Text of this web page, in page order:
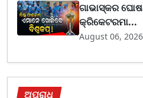
ଗାଭାସ୍କର
କ୍ରିକେଟରମା...
August 06, 2026
ଅପରାଧ